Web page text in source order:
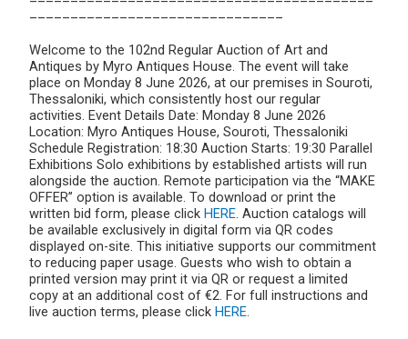
Welcome to the 102nd Regular Auction of Art and
Antiques by Myro Antiques House. The event will take
place on Monday 8 June 2026, at our premises in Souroti,
Thessaloniki, which consistently host our regular
activities. Event Details Date: Monday 8 June 2026
Location: Myro Antiques House, Souroti, Thessaloniki
Schedule Registration: 18:30 Auction Starts: 19:30 Parallel
Exhibitions Solo exhibitions by established artists will run
alongside the auction. Remote participation via the “MAKE
OFFER” option is available. To download or print the
written bid form, please click HERE. Auction catalogs will
be available exclusively in digital form via QR codes
displayed on-site. This initiative supports our commitment
to reducing paper usage. Guests who wish to obtain a
printed version may print it via QR or request a limited
copy at an additional cost of €2. For full instructions and
live auction terms, please click HERE.